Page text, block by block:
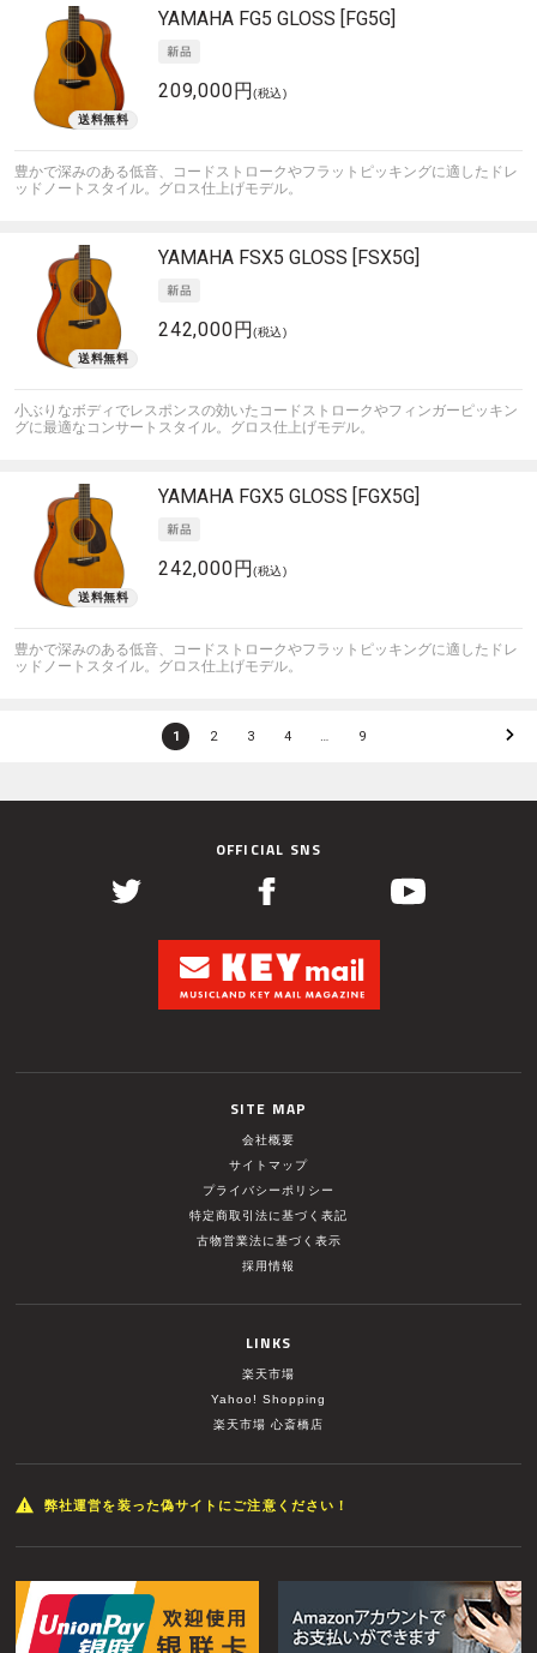
YAMAHA FG5 GLOSS [FG5G]
209,000円(税込)
豊かで深みのある低音、コードストロークやフラットピッキングに適したドレ
ッドノートスタイル。グロス仕上げモデル。
YAMAHA FSX5 GLOSS [FSX5G]
242,000円(税込)
小ぶりなボディでレスポンスの効いたコードストロークやフィンガーピッキン
グに最適なコンサートスタイル。グロス仕上げモデル。
YAMAHA FGX5 GLOSS [FGX5G]
242,000円(税込)
豊かで深みのある低音、コードストロークやフラットピッキングに適したドレ
ッドノートスタイル。グロス仕上げモデル。
1 2 3 4 … 9
OFFICIAL SNS
SITE MAP
会社概要
サイトマップ
プライバシーポリシー
特定商取引法に基づく表記
古物営業法に基づく表示
採用情報
LINKS
楽天市場
Yahoo! Shopping
楽天市場 心斎橋店
弊社運営を装った偽サイトにご注意ください！